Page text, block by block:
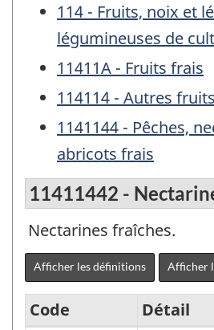
114 - Fruits, noix et
légumineuses de
11411A - Fruits frais
114114 - Autres
1141144 - Pêches,
abricots frais
11411442 -
Nectarines fraîches.
Afficher les définitions Afficher
Code
Détail